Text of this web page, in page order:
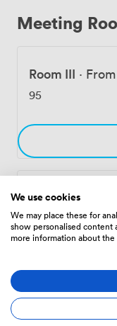
Das Restaurant
praktisch vor
nur wenige
Unternehmen aus
für Seminare,
stehen unseren
Verfügung.
Meeting
Room III ·
95
Linelburg
95
Armstrong·
We use cookies
We may place these for
show personalised content
more information about